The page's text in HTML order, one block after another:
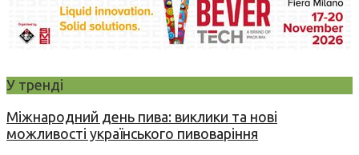
У тренді
Міжнародний день пива: виклики та нові
можливості українського пивоваріння